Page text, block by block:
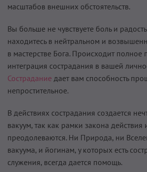
масштабов внешних обстоятельств.
Вы больше не чувствуете боль и
находитесь в нейтральном и
в мастерстве Бога. Происходит
интеграция сострадания в вашей
Сострадание дает вам способность
непростительное.
В действиях сострадания создается
вакуум, так как рамки закона действия
преодолеваются. Ни Природа, ни
вакуума, и йогинам, у которых есть
служения, всегда дается помощь.